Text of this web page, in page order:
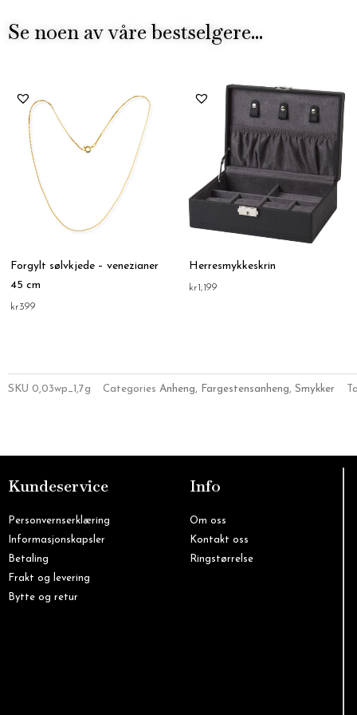
Se noen av våre bestselgere...
Forgylt sølvkjede – venezianer
45 cm
kr399
Herresmykkeskrin
kr1,199
SKU 0,03wp_1,7g Categories Anheng, Fargestensanheng, Smykker
Kundeservice
Personvernserklæring
Informasjonskapsler
Betaling
Frakt og levering
Bytte og retur
Info
Om oss
Kontakt oss
Ringstørrelse